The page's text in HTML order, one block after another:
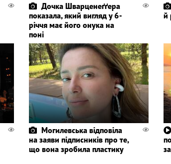
Дочка Шварценеґґера
показала, який вигляд у 6-
річчя має його онука на
поні
й
Могилевська відповіла
на заяви підписників про те,
що вона зробила пластику